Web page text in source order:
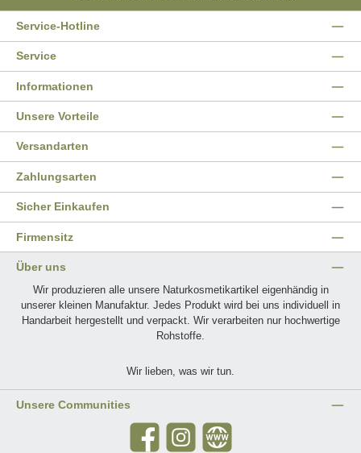
Service-Hotline
Service
Informationen
Unsere Vorteile
Versandarten
Sicher Einkaufen
Zahlungsarten
Firmensitz
Über uns
Wir produzieren alle unsere Naturkosmetikartikel eigenhändig in
unserer kleinen Manufaktur. Jedes Produkt wird bei uns individuell in
Handarbeit hergestellt und verpackt. Wir verarbeiten nur hochwertige
Rohstoffe.
Wir lieben, was wir tun.
Unsere Communities
Facebook InstagramWebsite